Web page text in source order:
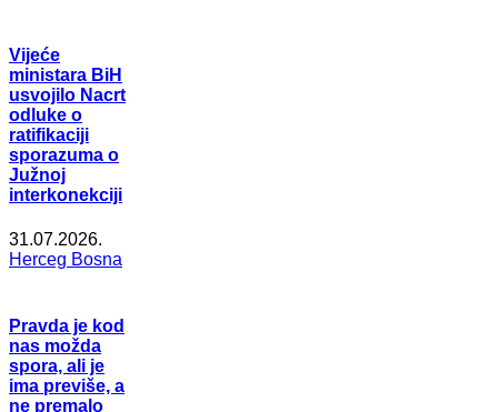
Vijeće
ministara BiH
usvojilo Nacrt
odluke o
ratifikaciji
sporazuma o
Južnoj
interkonekciji
31.07.2026.
Herceg Bosna
Pravda je kod
nas možda
spora, ali je
ima previše, a
ne premalo